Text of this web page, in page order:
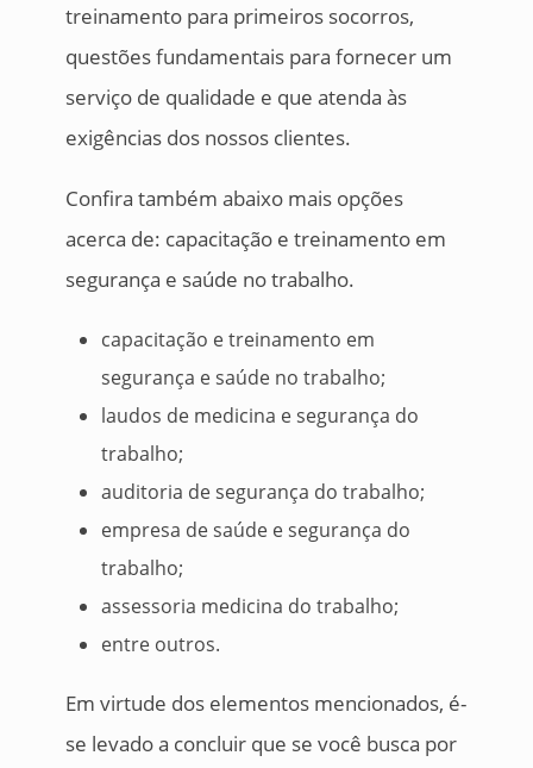
treinamento para primeiros socorros,
questões fundamentais para fornecer um
serviço de qualidade e que atenda às
exigências dos nossos clientes.
Confira também abaixo mais opções
acerca de: capacitação e treinamento em
segurança e saúde no trabalho.
capacitação e treinamento em
segurança e saúde no trabalho;
laudos de medicina e segurança do
trabalho;
auditoria de segurança do trabalho;
empresa de saúde e segurança do
trabalho;
assessoria medicina do trabalho;
entre outros.
Em virtude dos elementos mencionados, é-
se levado a concluir que se você busca por